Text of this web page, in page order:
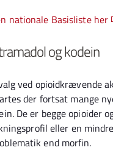
nationale Basisliste her
og kodein
ved opioidkrævende
der fortsat mange
De er begge opioider
eller en mindre
end morfin.